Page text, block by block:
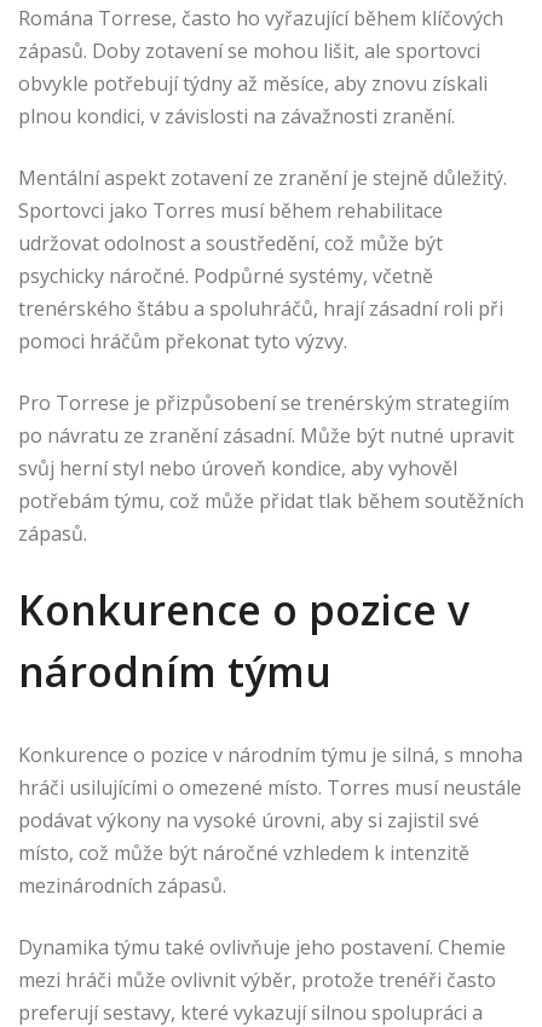
Romána Torrese, často ho vyřazující během klíčových
zápasů. Doby zotavení se mohou lišit, ale sportovci
obvykle potřebují týdny až měsíce, aby znovu získali
plnou kondici, v závislosti na závažnosti zranění.
Mentální aspekt zotavení ze zranění je stejně důležitý.
Sportovci jako Torres musí během rehabilitace
udržovat odolnost a soustředění, což může být
psychicky náročné. Podpůrné systémy, včetně
trenérského štábu a spoluhráčů, hrají zásadní roli při
pomoci hráčům překonat tyto výzvy.
Pro Torrese je přizpůsobení se trenérským strategiím
po návratu ze zranění zásadní. Může být nutné upravit
svůj herní styl nebo úroveň kondice, aby vyhověl
potřebám týmu, což může přidat tlak během soutěžních
zápasů.
Konkurence o pozice v
národním týmu
Konkurence o pozice v národním týmu je silná, s mnoha
hráči usilujícími o omezené místo. Torres musí neustále
podávat výkony na vysoké úrovni, aby si zajistil své
místo, což může být náročné vzhledem k intenzitě
mezinárodních zápasů.
Dynamika týmu také ovlivňuje jeho postavení. Chemie
mezi hráči může ovlivnit výběr, protože trenéři často
preferují sestavy, které vykazují silnou spolupráci a